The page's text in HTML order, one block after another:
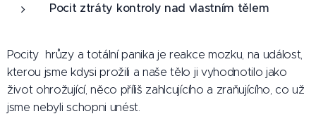
Pocit ztráty kontroly nad vlastním tělem
Pocity hrůzy a totální panika je reakce mozku, na událost,
kterou jsme kdysi prožili a naše tělo ji vyhodnotilo jako
život ohrožující, něco příliš zahlcujícího a zraňujícího, co už
jsme nebyli schopni unést.